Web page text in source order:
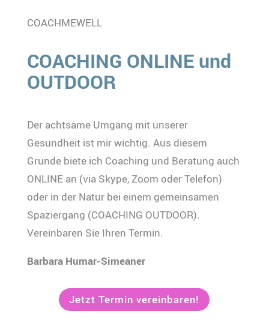
COACHMEWELL
COACHING ONLINE und
OUTDOOR
Der achtsame Umgang mit unserer
Gesundheit ist mir wichtig. Aus diesem
Grunde biete ich Coaching und Beratung auch
ONLINE an (via Skype, Zoom oder Telefon)
oder in der Natur bei einem gemeinsamen
Spaziergang (COACHING OUTDOOR).
Vereinbaren Sie Ihren Termin.
Barbara Humar-Simeaner
Jetzt Termin vereinbaren!